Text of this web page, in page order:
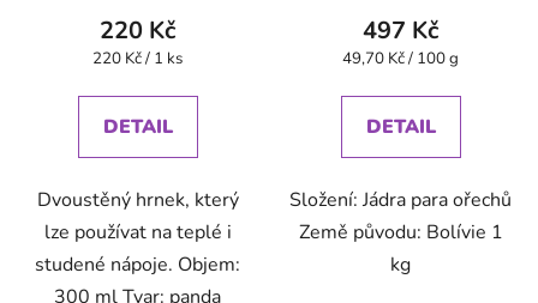
220 Kč
Měrná
220 Kč / 1 ks
DETAIL
Dvoustěný hrnek, který
lze používat na teplé i
studené nápoje. Objem:
300 ml Tvar: panda
497 Kč
Měrná
49,70 Kč / 100 g
DETAIL
Složení: Jádra para ořechů
Země původu: Bolívie 1
kg